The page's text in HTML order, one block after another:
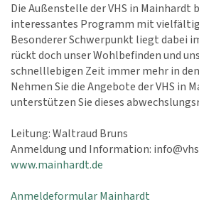
Die Außenstelle der VHS in Mainhardt
interessantes Programm mit
Besonderer Schwerpunkt liegt dabei
rückt doch unser Wohlbefinden und
schnelllebigen Zeit immer mehr in
Nehmen Sie die Angebote der VHS in
unterstützen Sie dieses
Leitung: Waltraud Bruns
Anmeldung und Information:
www.mainhardt.de
Anmeldeformular Mainhardt